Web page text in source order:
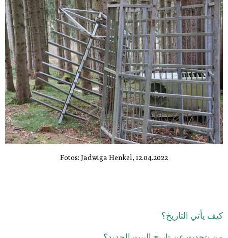
Fotos: Jadwiga Henkel, 12.04.2022
كيف يأتي التاريخ؟